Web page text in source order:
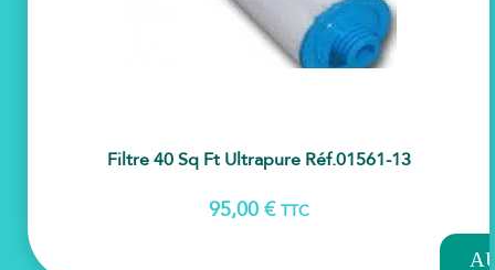
Filtre 40 Sq Ft Ultrapure Réf.01561-13
95,00 € TTC